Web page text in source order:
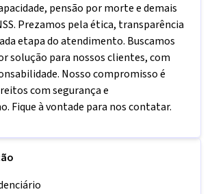
pensão por morte e demais
Prezamos pela ética, transparência
etapa do atendimento. Buscamos
solução para nossos clientes, com
Nosso compromisso é
com segurança e
Fique à vontade para nos contatar.